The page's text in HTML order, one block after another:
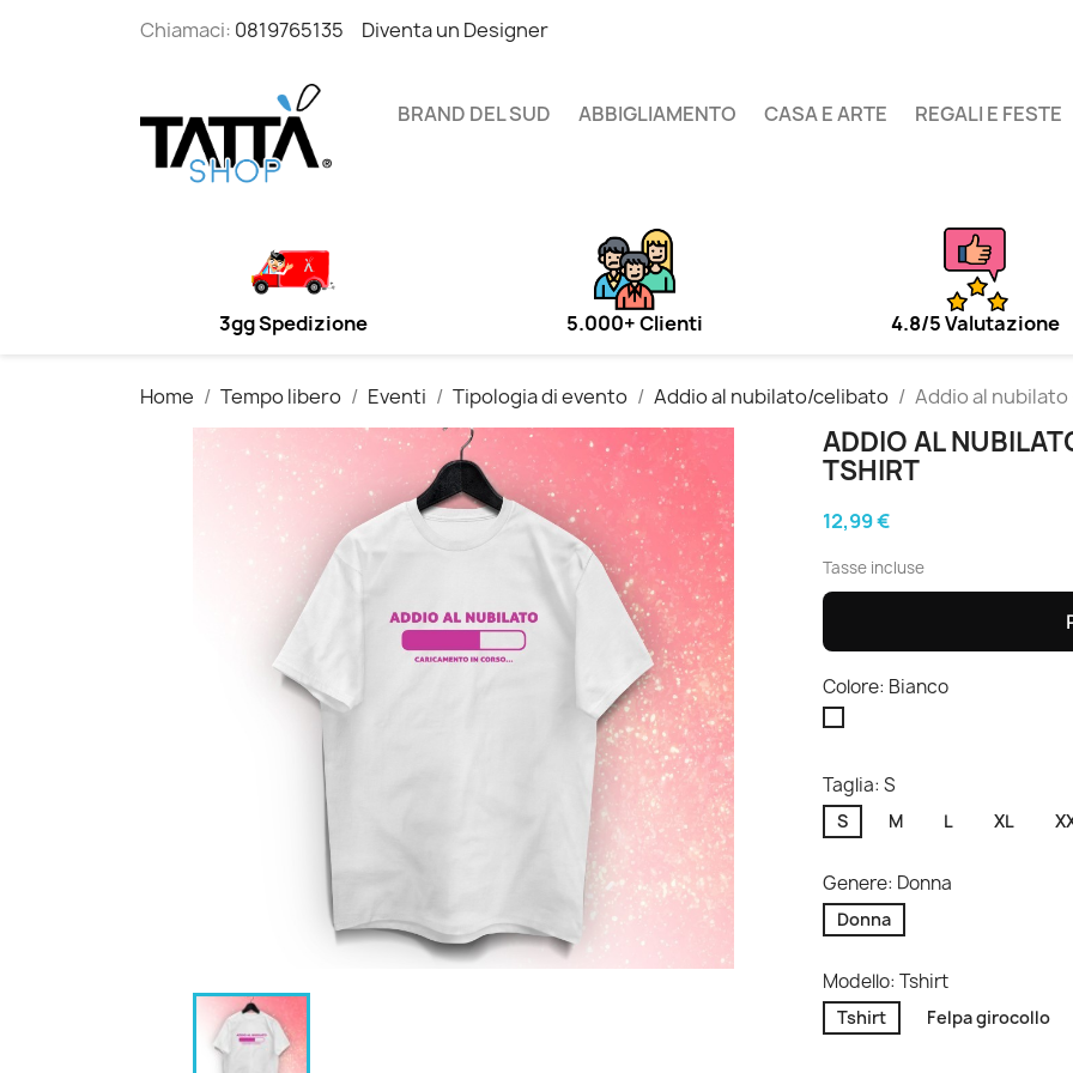
Chiamaci: 0819765135 Diventa un Designer
BRAND DEL SUD ABBIGLIAMENTO CASA E ARTE REGALI E FESTE
3gg Spedizione 5.000+ Clienti 4.8/5 Valutazione
Home Tempo libero Eventi Tipologia di evento Addio al nubilato/celibato Addio al
ADDIO AL
TSHIRT
12,99 €
Tasse incluse
Colore: Bianco
Taglia: S
S M L XL
Genere: Donna
Donna
Modello: Tshirt
Tshirt Felpa girocollo